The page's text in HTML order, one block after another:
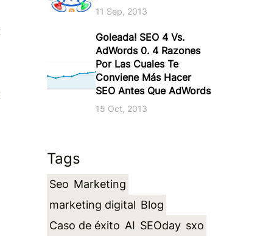
11 Sep, 2013
Goleada! SEO 4 Vs.
AdWords 0. 4 Razones
Por Las Cuales Te
Conviene Más Hacer
SEO Antes Que AdWords
15 Oct, 2013
Tags
Seo Marketing
marketing digital Blog
Caso de éxito AI SEOday sxo